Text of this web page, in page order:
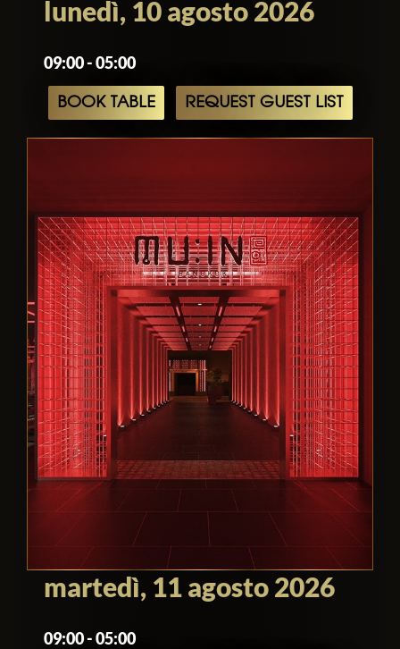
lunedì, 10 agosto 2026
09:00 - 05:00
BOOK TABLE REQUEST GUEST LIST
martedì, 11 agosto 2026
09:00 - 05:00